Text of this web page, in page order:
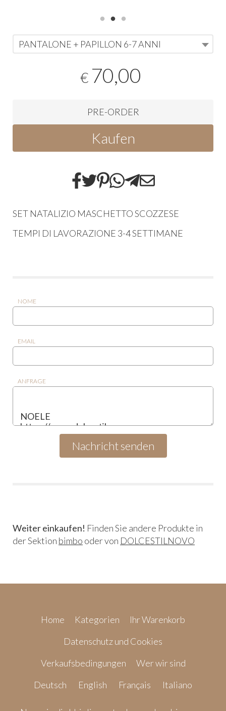
PANTALONE + PAPILLON 6-7 ANNI
€ 70,00
PRE-ORDER
Kaufen
SET NATALIZIO MASCHETTO SCOZZESE
TEMPI DI LAVORAZIONE 3-4 SETTIMANE
NOME
EMAIL
ANFRAGE
Weiter einkaufen! Finden Sie andere Produkte in
der Sektion bimbo oder von DOLCESTILNOVO
Home Kategorien
Ihr Warenkorb
Datenschutz und Cookies
Verkaufsbedingungen
Wer wir sind
Deutsch
English Français Italiano